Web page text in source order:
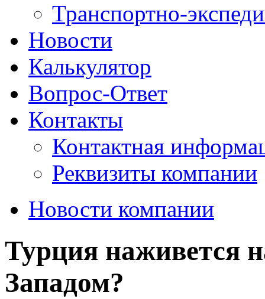
Транспортно-
Новости
Калькулятор
Вопрос-Ответ
Контакты
Контактная
Реквизиты компании
Новости компании
Турция наживется
Западом?